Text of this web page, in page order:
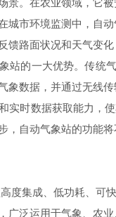
。在农业领域，它被
城市环境监测中，自
馈路面状况和天气变
的一大优势。传统气
象数据，并通过无线
时数据获取能力，使
，自动气象站的功能
集成、低功耗、可
泛运用于气象、农业